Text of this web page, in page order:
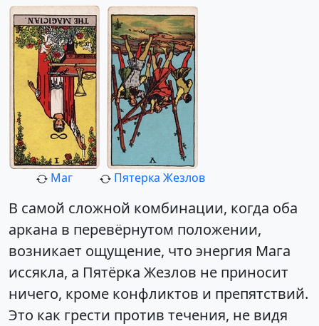
Маг Пятерка Жезлов
В самой сложной комбинации, когда оба
аркана в перевёрнутом положении,
возникает ощущение, что энергия Мага
иссякла, а Пятёрка Жезлов не приносит
ничего, кроме конфликтов и препятствий.
Это как грести против течения, не видя